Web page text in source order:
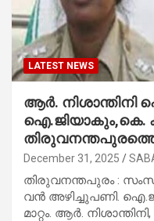
LATEST NEWS
ആർ.
ഐ.ജിയാകും,കെ.
December 31, 2025
തിരുവനന്തപുരം :
വൻ അഴിച്ചുപണി.
മാറ്റം. ആർ.